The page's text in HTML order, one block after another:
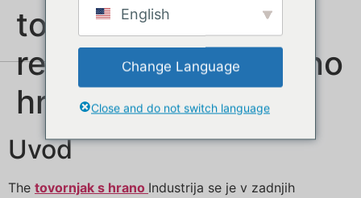
tovornjaki s hrano
revolucionirajo ulično
hrano leta 2025
Uvod
The tovornjak s hrano Industrija se je v zadnjih
English
Change Language
Close and do not switch language